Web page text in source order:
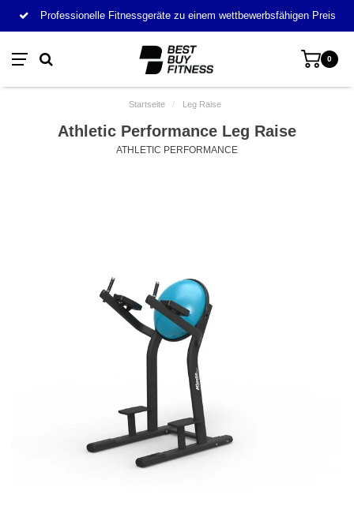
Professionelle Fitnessgeräte zu einem wettbewerbsfähigen Preis
0
Startseite / Leg Raise
Athletic Performance Leg Raise
ATHLETIC PERFORMANCE